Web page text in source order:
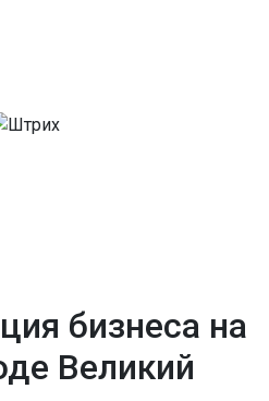
бизнеса на
Великий